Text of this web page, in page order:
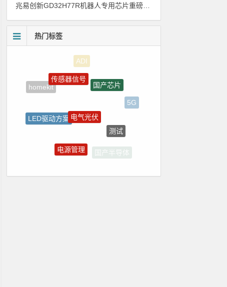
兆易创新GD32H77R机器人专用芯片重磅亮相，精准赋能伺服驱动与关节控制
热门标签
homekit
传感器信号
5G
国产半导体